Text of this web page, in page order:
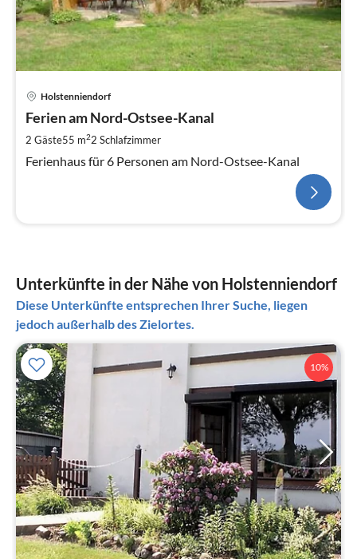
Holstenniendorf
Ferien am Nord-Ostsee-Kanal
2 Gäste55 m22 Schlafzimmer
Ferienhaus für 6 Personen am Nord-Ostsee-Kanal
Unterkünfte in der Nähe von Holstenniendorf
Diese Unterkünfte entsprechen Ihrer Suche, liegen
jedoch außerhalb des Zielortes.
10%